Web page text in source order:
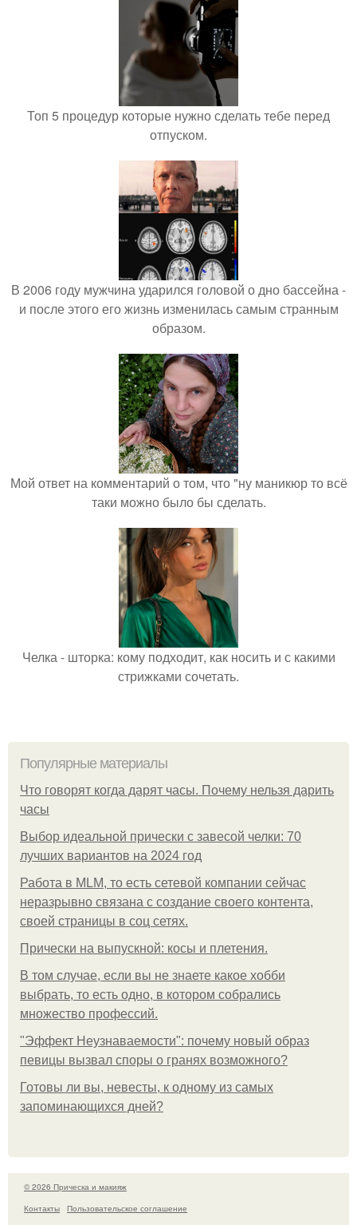
Топ 5 процедур которые нужно сделать тебе перед
отпуском.
В 2006 году мужчина ударился головой о дно бассейна -
и после этого его жизнь изменилась самым странным
образом.
Мой ответ на комментарий о том, что "ну маникюр то всё
таки можно было бы сделать.
Челка - шторка: кому подходит, как носить и с какими
стрижками сочетать.
Популярные материалы
Что говорят когда дарят часы. Почему нельзя дарить
часы
Выбор идеальной прически с завесой челки: 70
лучших вариантов на 2024 год
Работа в MLM, то есть сетевой компании сейчас
неразрывно связана с создание своего контента,
своей страницы в соц сетях.
Прически на выпускной: косы и плетения.
В том случае, если вы не знаете какое хобби
выбрать, то есть одно, в котором собрались
множество профессий.
"Эффект Неузнаваемости": почему новый образ
певицы вызвал споры о гранях возможного?
Готовы ли вы, невесты, к одному из самых
запоминающихся дней?
© 2026 Прическа и макияж
Контакты
Пользовательское соглашение